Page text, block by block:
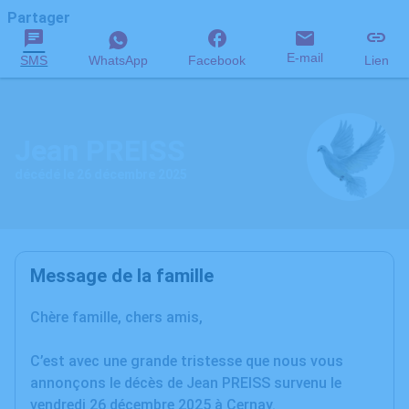
Partager
SMS WhatsApp Facebook E-mail Lien
Message de la famille
Chère famille, chers amis,
C’est avec une grande tristesse que nous vous
annonçons le décès de Jean PREISS survenu le
vendredi 26 décembre 2025 à Cernay.